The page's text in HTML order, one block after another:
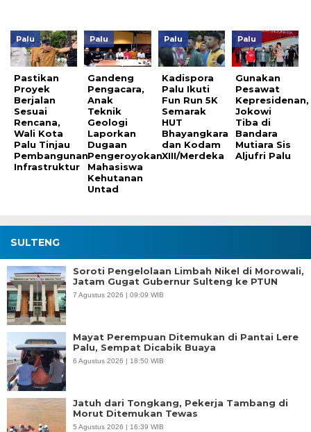
Palu
Pastikan
Proyek
Berjalan
Sesuai
Rencana,
Wali Kota
Palu Tinjau
Pembangunan
Infrastruktur
Palu
Gandeng
Pengacara,
Anak
Teknik
Geologi
Laporkan
Dugaan
Pengeroyokan
Mahasiswa
Kehutanan
Untad
Palu
Kadispora
Palu Ikuti
Fun Run 5K
Semarak
HUT
Bhayangkara
dan Kodam
XIII/Merdeka
Palu
Gunakan
Pesawat
Kepresidenan,
Jokowi
Tiba di
Bandara
Mutiara Sis
Aljufri Palu
SULTENG
Soroti Pengelolaan Limbah Nikel di Morowali,
Jatam Gugat Gubernur Sulteng ke PTUN
7 Agustus 2026 | 09:09 WIB
Mayat Perempuan Ditemukan di Pantai Lere
Palu, Sempat Dicabik Buaya
6 Agustus 2026 | 18:50 WIB
Jatuh dari Tongkang, Pekerja Tambang di
Morut Ditemukan Tewas
5 Agustus 2026 | 16:39 WIB